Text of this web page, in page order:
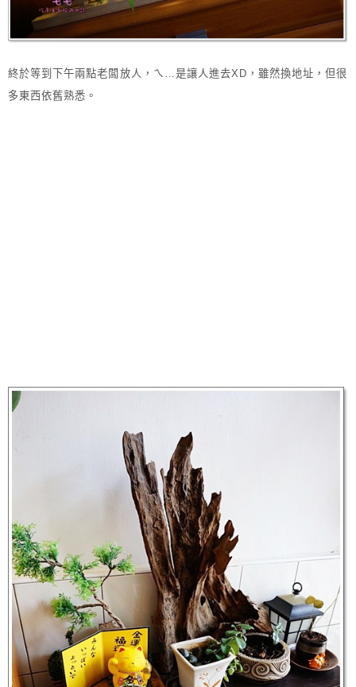
終於等到下午兩點老闆放人，ㄟ…是讓人進去XD，雖然換地址，但很
多東西依舊熟悉。